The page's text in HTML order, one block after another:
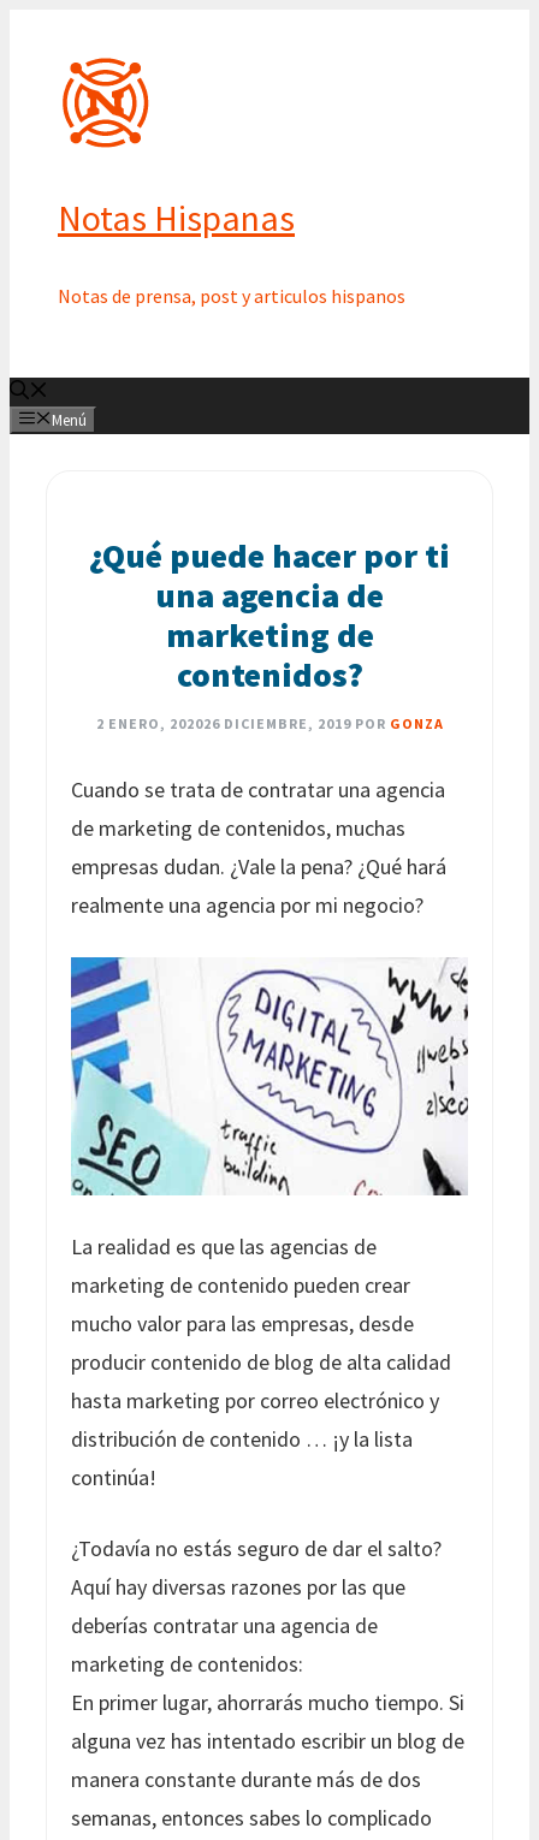
contenido
Notas Hispanas
Notas de prensa, post y articulos hispanos
Menú
¿Qué puede hacer por ti
una agencia de
marketing de
contenidos?
2 ENERO, 202026 DICIEMBRE, 2019 POR GONZA
Cuando se trata de contratar una agencia
de marketing de contenidos, muchas
empresas dudan. ¿Vale la pena? ¿Qué hará
realmente una agencia por mi negocio?
La realidad es que las agencias de
marketing de contenido pueden crear
mucho valor para las empresas, desde
producir contenido de blog de alta calidad
hasta marketing por correo electrónico y
distribución de contenido … ¡y la lista
continúa!
¿Todavía no estás seguro de dar el salto?
Aquí hay diversas razones por las que
deberías contratar una agencia de
marketing de contenidos:
En primer lugar, ahorrarás mucho tiempo. Si
alguna vez has intentado escribir un blog de
manera constante durante más de dos
semanas, entonces sabes lo complicado